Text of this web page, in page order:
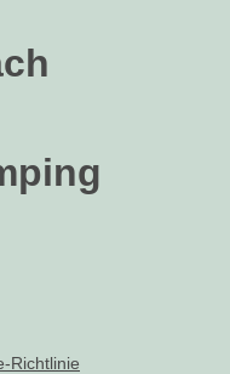
Richtlinie